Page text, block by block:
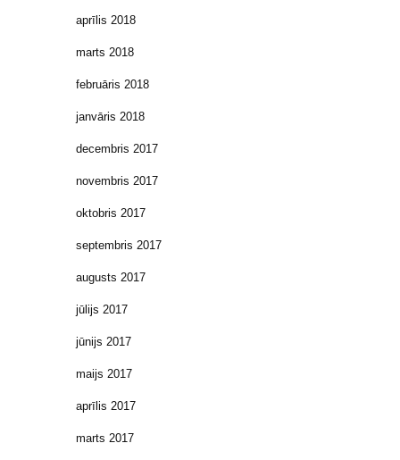
aprīlis 2018
marts 2018
februāris 2018
janvāris 2018
decembris 2017
novembris 2017
oktobris 2017
septembris 2017
augusts 2017
jūlijs 2017
jūnijs 2017
maijs 2017
aprīlis 2017
marts 2017